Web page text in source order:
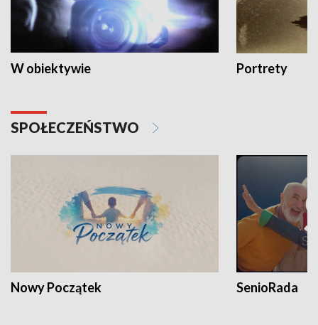
W obiektywie Portrety
SPOŁECZEŃSTWO
Nowy Początek SenioRada